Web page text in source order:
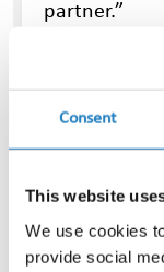
Consent
This website
We use cookies
provide social
partner.”
1